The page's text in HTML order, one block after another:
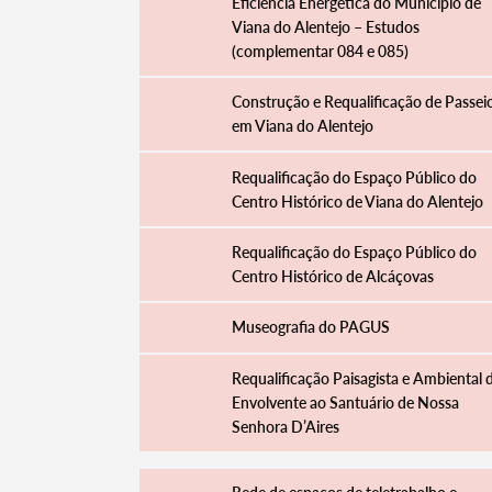
Viana do Alentejo – Estudos
(complementar 084 e 085)
Construção e Requalificação de
em Viana do Alentejo
Requalificação do Espaço Público do
Centro Histórico de Viana do Alentejo
Requalificação do Espaço Público do
Centro Histórico de Alcáçovas
Museografia do PAGUS
Requalificação Paisagista e Ambiental
Envolvente ao Santuário de Nossa
Senhora D’Aires